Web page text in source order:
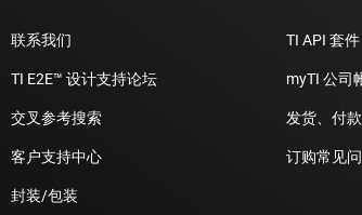
联系我们
TI E2E™ 设计支持论坛
交叉参考搜索
客户支持中心
封装/包装
TI API 套件
myTI 公司
发货、付
订购常见